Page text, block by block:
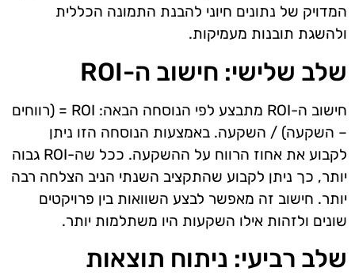
המדויק של נתונים חיוני להבנת התמונה הכללית
ולהשגת תובנות מעמיקות.
שלב שלישי: חישוב ה-ROI
חישוב ה-ROI מתבצע לפי הנוסחה הבאה: ROI = (רווחים
– השקעה) / השקעה. באמצעות הנוסחה הזו ניתן
לקבוע את אחוז הרווח על ההשקעה. ככל שה-ROI גבוה
יותר, כך ניתן לקבוע שהתקציב השנתי הניב הצלחה רבה
יותר. חישוב זה מאפשר לבצע השוואות בין פרויקטים
שונים ולזהות אילו השקעות היו משתלמות יותר.
שלב רביעי: ניתוח תוצאות